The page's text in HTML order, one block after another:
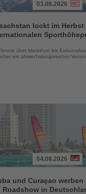
03.08.2026
lockt im Herbst
über Marathon bis
ein abwechslungsreicher
04.08.2026
und Curaçao werben
Roadshow in